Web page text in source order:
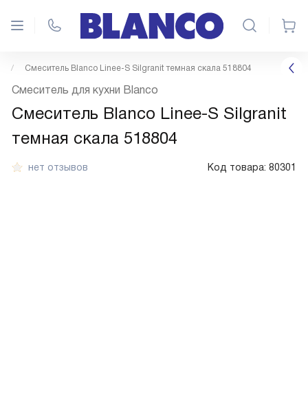
Смеситель Blanco Linee-S Silgranit темная скала 518804
нет отзывов Код товара: 80301
Смеситель для кухни Blanco
Смеситель Blanco Linee-S Silgranit
темная скала 518804